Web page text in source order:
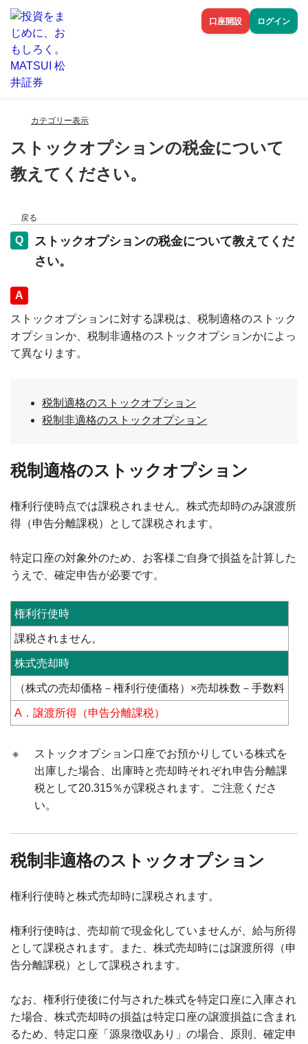
口座開設 ログイン
カテゴリー表示
ストックオプションの税金について
教えてください。
戻る
ストックオプションの税金について教えてくだ
さい。
回答
ストックオプションに対する課税は、税制適格のストック
オプションか、税制非適格のストックオプションかによっ
て異なります。
税制適格のストックオプション
税制非適格のストックオプション
税制適格のストックオプション
権利行使時点では課税されません。株式売却時のみ譲渡所
得（申告分離課税）として課税されます。
特定口座の対象外のため、お客様ご自身で損益を計算した
うえで、確定申告が必要です。
権利行使時
課税されません。
株式売却時
（株式の売却価格－権利行使価格）×売却株数－手数料
A．譲渡所得（申告分離課税）
※
ストックオプション口座でお預かりしている株式を
出庫した場合、出庫時と売却時それぞれ申告分離課
税として20.315％が課税されます。ご注意くださ
い。
税制非適格のストックオプション
権利行使時と株式売却時に課税されます。
権利行使時は、売却前で現金化していませんが、給与所得
として課税されます。また、株式売却時には譲渡所得（申
告分離課税）として課税されます。
なお、権利行使後に付与された株式を特定口座に入庫され
た場合、株式売却時の損益は特定口座の譲渡損益に含まれ
るため、特定口座「源泉徴収あり」の場合、原則、確定申